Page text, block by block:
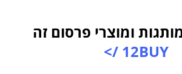
ומוצרי פרסום זה
12BUY />